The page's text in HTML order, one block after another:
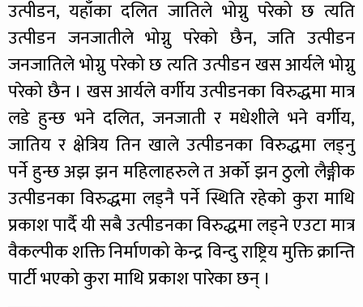
उत्पीडन, यहाँका दलित जातिले भोग्नु परेको छ त्यति
उत्पीडन जनजातीले भोग्नु परेको छैन, जति उत्पीडन
जनजातिले भोग्नु परेको छ त्यति उत्पीडन खस आर्यले भोग्नु
परेको छैन । खस आर्यले वर्गीय उत्पीडनका विरुद्धमा मात्र
लडे हुन्छ भने दलित, जनजाती र मधेशीले भने वर्गीय,
जातिय र क्षेत्रिय तिन खाले उत्पीडनका विरुद्धमा लड्नु
पर्ने हुन्छ अझ झन महिलाहरुले त अर्को झन ठुलो लैङ्गीक
उत्पीडनका विरुद्धमा लड्नै पर्ने स्थिति रहेको कुरा माथि
प्रकाश पार्दै यी सबै उत्पीडनका विरुद्धमा लड्ने एउटा मात्र
वैकल्पीक शक्ति निर्माणको केन्द्र विन्दु राष्ट्रिय मुक्ति क्रान्ति
पार्टी भएको कुरा माथि प्रकाश पारेका छन् ।